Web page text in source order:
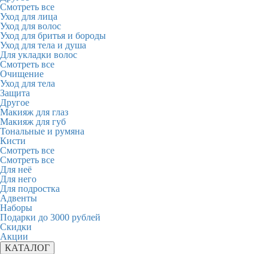
Смотреть все
Уход для лица
Уход для волос
Уход для бритья и бороды
Уход для тела и душа
Для укладки волос
Смотреть все
Очищение
Уход для тела
Защита
Другое
Макияж для глаз
Макияж для губ
Тональные и румяна
Кисти
Смотреть все
Смотреть все
Для неё
Для него
Для подростка
Адвенты
Наборы
Подарки до 3000 рублей
Скидки
Акции
КАТАЛОГ